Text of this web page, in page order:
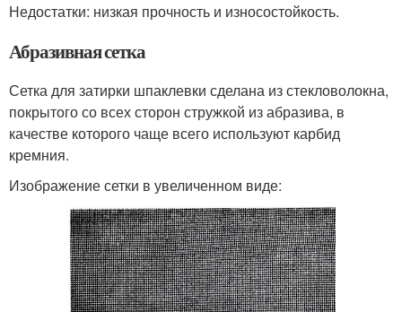
Недостатки: низкая прочность и износостойкость.
Абразивная сетка
Сетка для затирки шпаклевки сделана из стекловолокна,
покрытого со всех сторон стружкой из абразива, в
качестве которого чаще всего используют карбид
кремния.
Изображение сетки в увеличенном виде: